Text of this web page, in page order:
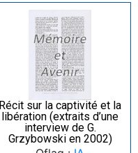
Récit sur la captivité et la
libération (extraits d’une
interview de G.
Grzybowski en 2002)